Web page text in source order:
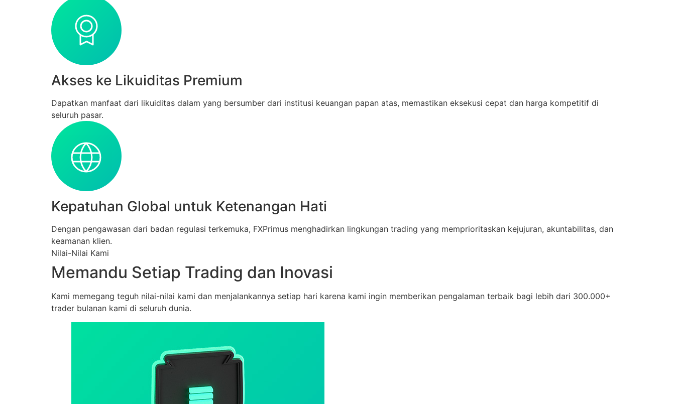
Akses ke Likuiditas Premium
Dapatkan manfaat dari likuiditas dalam yang bersumber dari institusi keuangan papan atas, memastikan eksekusi cepat dan harga kompetitif di
seluruh pasar.
Kepatuhan Global untuk Ketenangan Hati
Dengan pengawasan dari badan regulasi terkemuka, FXPrimus menghadirkan lingkungan trading yang memprioritaskan kejujuran, akuntabilitas, dan
keamanan klien.
Nilai-Nilai Kami
Memandu Setiap Trading dan Inovasi
Kami memegang teguh nilai-nilai kami dan menjalankannya setiap hari karena kami ingin memberikan pengalaman terbaik bagi lebih dari 300.000+
trader bulanan kami di seluruh dunia.